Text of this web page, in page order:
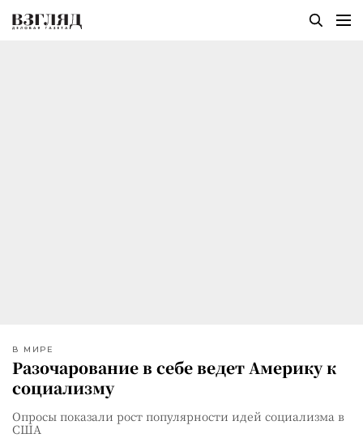
В МИРЕ
Разочарование в себе ведет Америку к
социализму
Опросы показали рост популярности идей социализма в
США